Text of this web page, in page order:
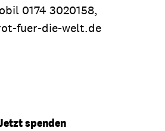
0174 3020158,
fuer-die-welt.de
spenden